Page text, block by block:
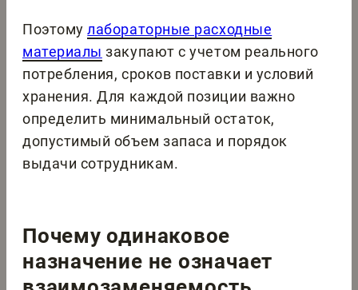
Поэтомулабораторные расходные
материалы закупают с учетом реального
потребления, сроков поставки и условий
хранения. Для каждой позиции важно
определить минимальный остаток,
допустимый объем запаса и порядок
выдачи сотрудникам.
Почему одинаковое
назначение не означает